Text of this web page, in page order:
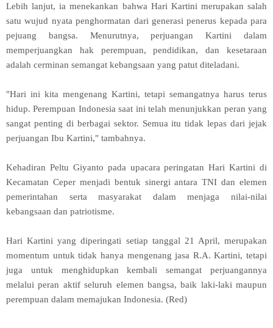
Lebih lanjut, ia menekankan bahwa Hari Kartini merupakan salah
satu wujud nyata penghormatan dari generasi penerus kepada para
pejuang bangsa. Menurutnya, perjuangan Kartini dalam
memperjuangkan hak perempuan, pendidikan, dan kesetaraan
adalah cerminan semangat kebangsaan yang patut diteladani.
"Hari ini kita mengenang Kartini, tetapi semangatnya harus terus
hidup. Perempuan Indonesia saat ini telah menunjukkan peran yang
sangat penting di berbagai sektor. Semua itu tidak lepas dari jejak
perjuangan Ibu Kartini," tambahnya.
Kehadiran Peltu Giyanto pada upacara peringatan Hari Kartini di
Kecamatan Ceper menjadi bentuk sinergi antara TNI dan elemen
pemerintahan serta masyarakat dalam menjaga nilai-nilai
kebangsaan dan patriotisme.
Hari Kartini yang diperingati setiap tanggal 21 April, merupakan
momentum untuk tidak hanya mengenang jasa R.A. Kartini, tetapi
juga untuk menghidupkan kembali semangat perjuangannya
melalui peran aktif seluruh elemen bangsa, baik laki-laki maupun
perempuan dalam memajukan Indonesia. (Red)